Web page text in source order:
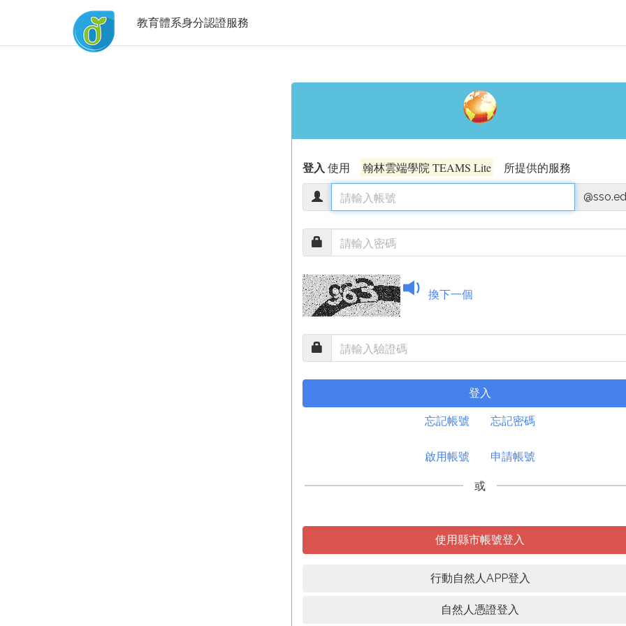
教育體系身分認證服務
登入 使用 翰林雲端學院 TEAMS Lite 所提供的服務
換下一個
登入
忘記帳號 忘記密碼
啟用帳號 申請帳號
或
使用縣市帳號登入
行動自然人APP登入
自然人憑證登入